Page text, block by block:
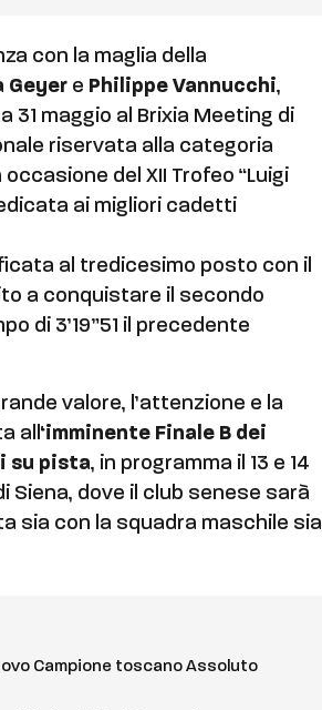
con la maglia della
Geyer e Philippe Vannucchi,
maggio al Brixia Meeting di
riservata alla categoria
del XII Trofeo “Luigi
ai migliori cadetti
al tredicesimo posto con il
a conquistare il secondo
di 3’19”51 il precedente
valore, l’attenzione e la
all‘imminente Finale B dei
su pista, in programma il 13 e 14
Siena, dove il club senese sarà
sia con la squadra maschile sia
Campione toscano Assoluto